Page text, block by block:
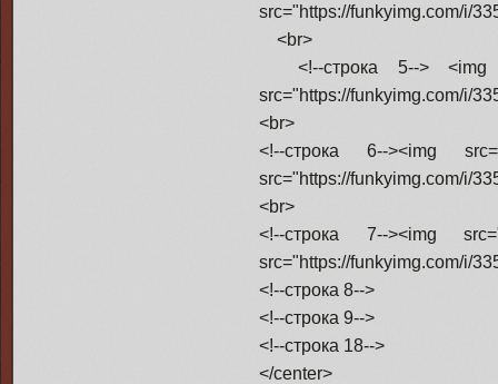
src="https://funkyimg.com/i/
<br>
<!--строка 5--> <img
src="https://funkyimg.com/i/
<br>
<!--строка 6--><img
src="https://funkyimg.com/i/
<br>
<!--строка 7--><img
src="https://funkyimg.com/i/
<!--строка 8-->
<!--строка 9-->
<!--строка 18-->
</center>